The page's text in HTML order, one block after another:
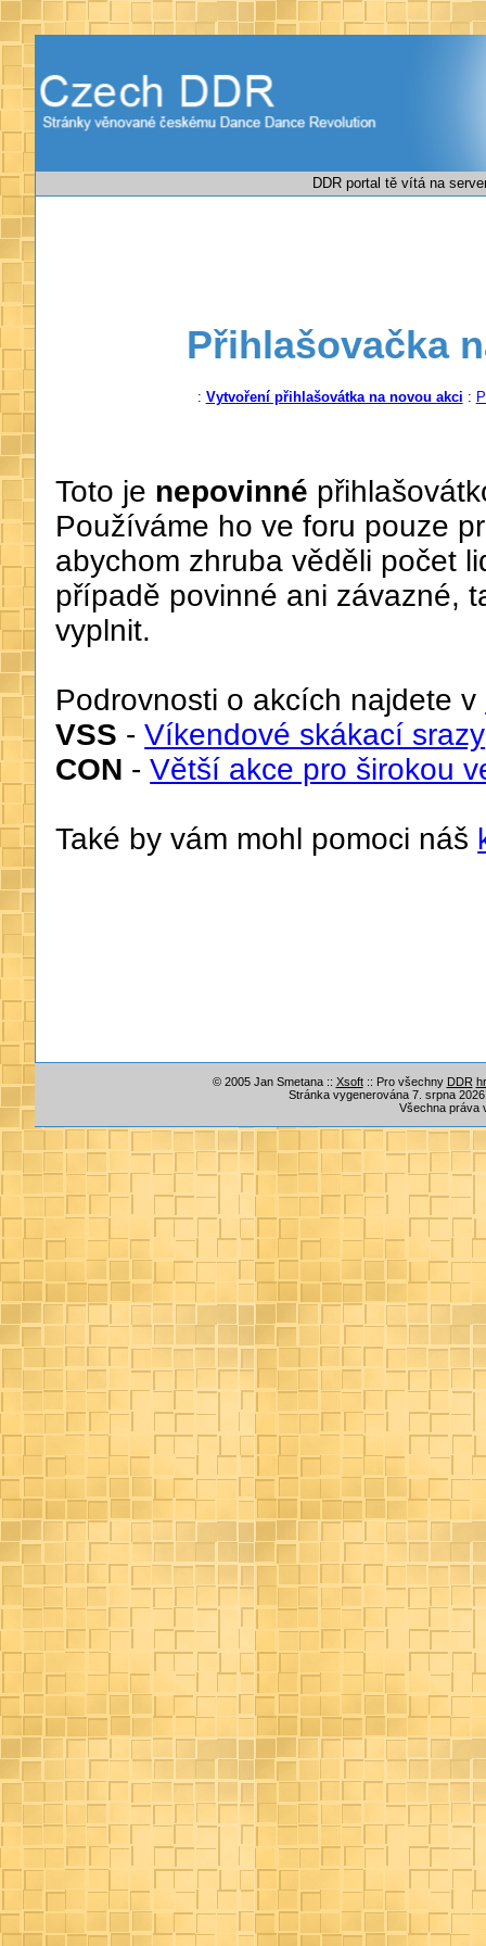
DDR portal tě vítá na
Přihlašovačka
: Vytvoření přihlašovátka na novou akci :
Toto je nepovinné
Používáme ho ve foru pouze
abychom zhruba věděli počet
případě povinné ani závazné,
vyplnit.
Podrovnosti o akcích najdete v
VSS -Víkendové skákací srazy
CON -Větší akce pro širokou
Také by vám mohl pomoci náš
© 2005 Jan Smetana :: Xsoft:: Pro všechny DDR
Stránka vygenerována 7. srpna
Všechna práva